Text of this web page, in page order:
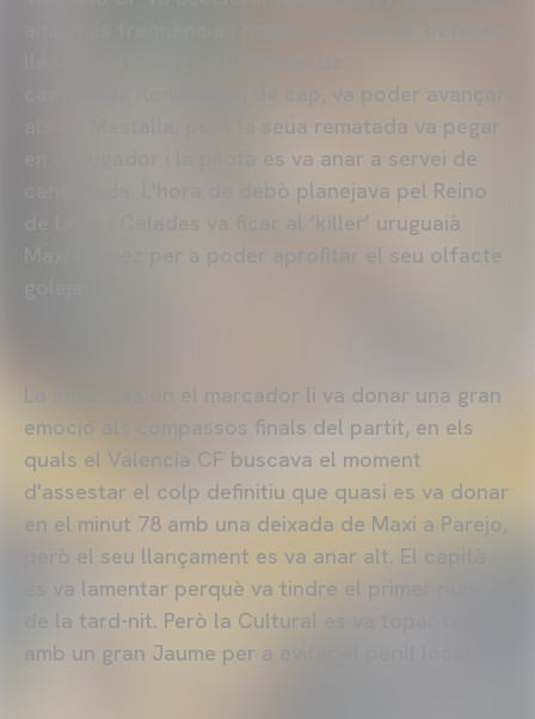
cantonada Kondogbia, de cap, va poder avançar
als de Mestalla, però la seua rematada va pegar
en un jugador i la pilota es va anar a servei de
cantonada. L'hora de debò planejava pel Reino
de León i Celades va ficar al ‘killer’ uruguaià
Maxi Gómez per a poder aprofitar el seu olfacte
La incertesa en el marcador li va donar una gran
emoció als compassos finals del partit, en els
quals el Valencia CF buscava el moment
d'assestar el colp definitiu que quasi es va donar
en el minut 78 amb una deixada de Maxi a Parejo,
però el seu llançament es va anar alt. El capità
es va lamentar perquè va tindre el primer punt
de la tard-nit. Però la Cultural es va topar també
amb un gran Jaume per a evitar el perill local.